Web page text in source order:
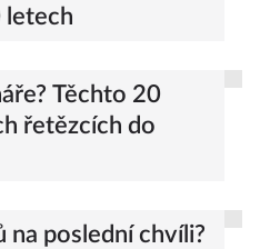
letech
Těchto 20
řetězcích do
na poslední chvíli?